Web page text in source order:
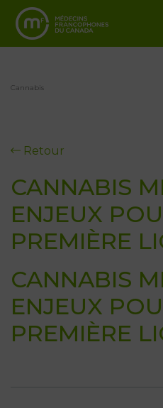
Cannabis
Retour
CANNABIS
ENJEUX
PREMIÈRE
CANNABIS
ENJEUX
PREMIÈRE